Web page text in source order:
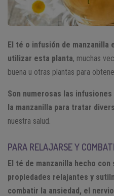
El té o infusión de manzanilla
utilizar esta planta, muchas
buena u otras plantas para
Son numerosas las
la manzanilla para tratar
nuestra salud.
PARA RELAJARSE Y
El té de manzanilla hecho
propiedades relajantes y
combatir la ansiedad, el